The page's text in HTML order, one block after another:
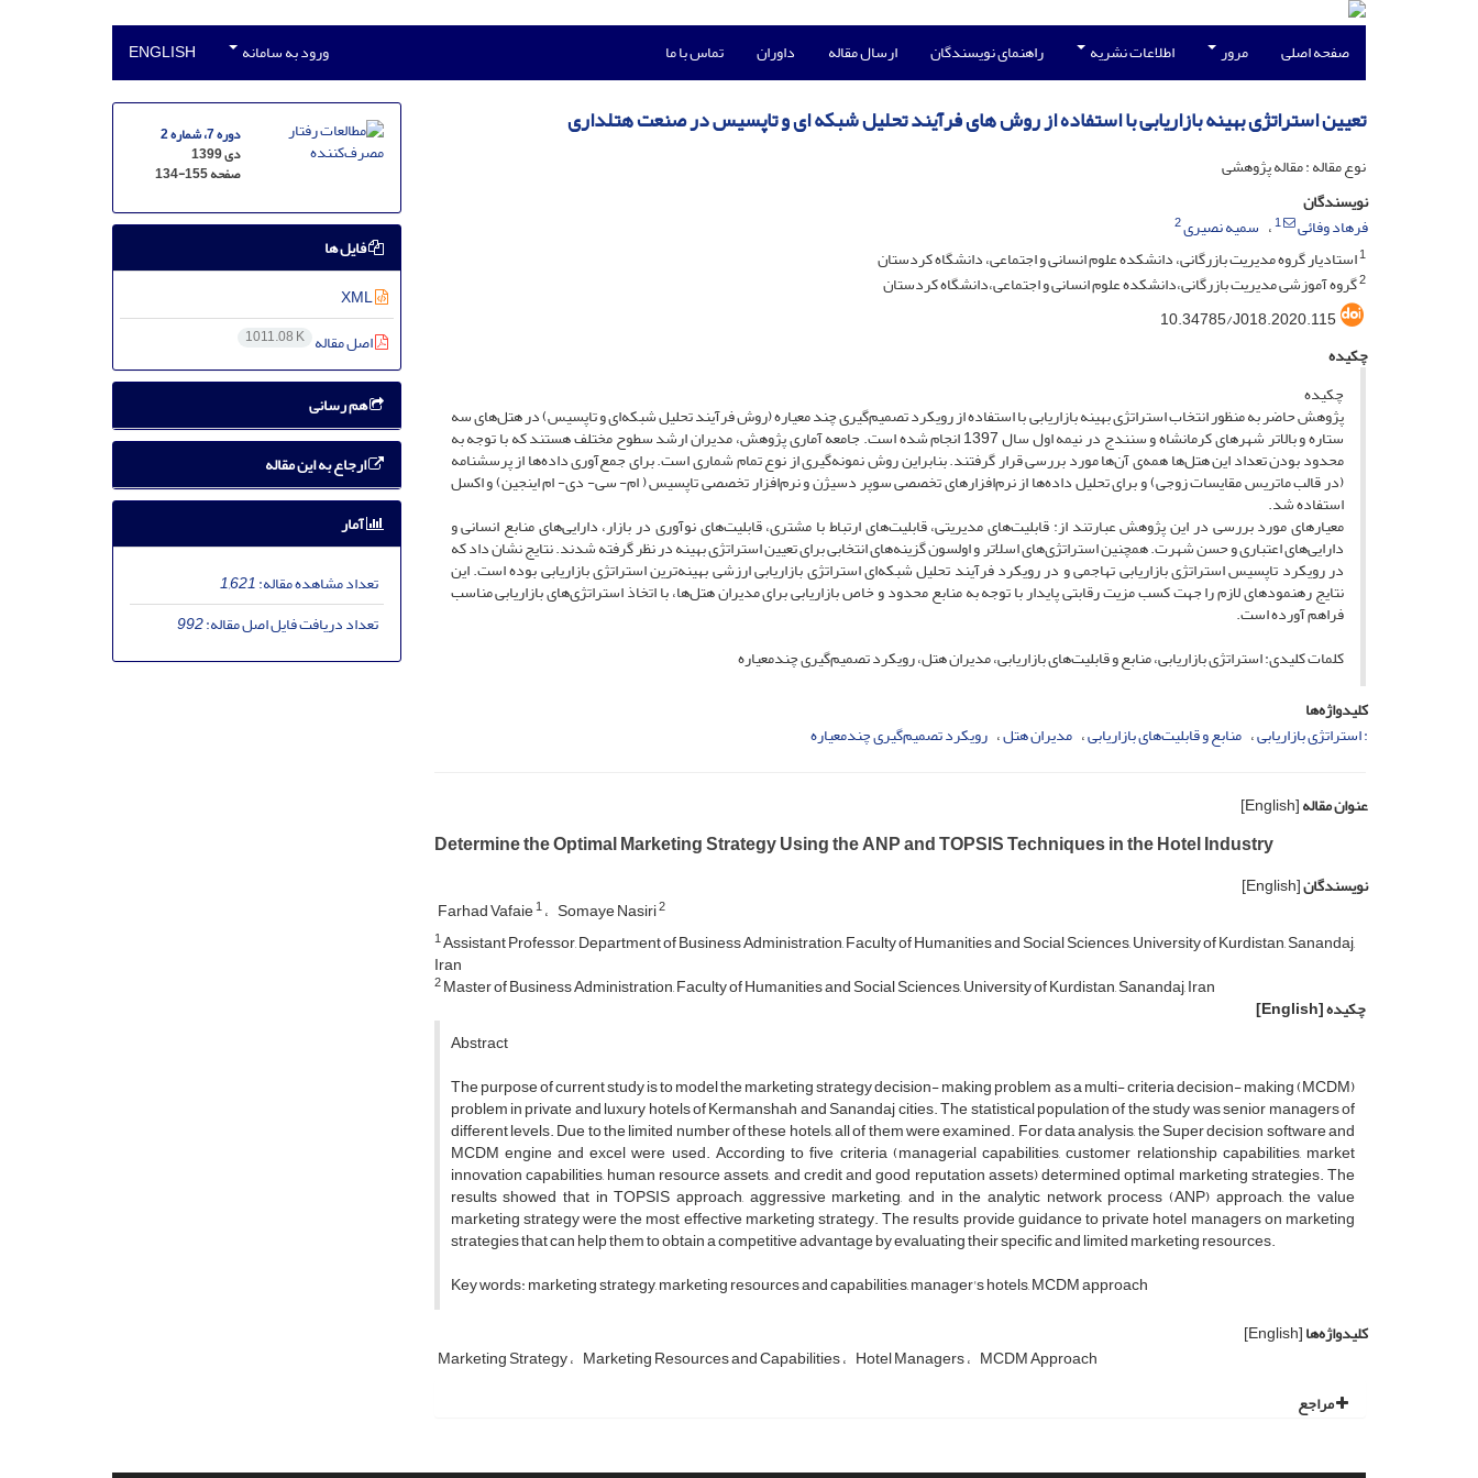
صفحه اصلی مرور اطلاعات نشریه راهنمای نویسندگان ارسال مقاله داوران تماس با ما ورود به سامانه ENGLISH
تعیین استراتژی بهینه بازاریابی با استفاده از روش های فرآیند تحلیل شبکه ای و تاپسیس در صنعت هتلداری
نوع مقاله : مقاله پژوهشی
نویسندگان
فرهاد وفائی
1 سمیه نصیری2
1استادیار گروه مدیریت بازرگانی، دانشکده علوم انسانی و اجتماعی، دانشگاه کردستان
2گروه آموزشی مدیریت بازرگانی،دانشکده علوم انسانی و اجتماعی،دانشگاه کردستان
10.34785/J018.2020.115
چکیده
چکیده
پژوهش حاضر به منظور انتخاب استراتژی بهینه بازاریابی با استفاده از رویکرد تصمیم‌گیری چند معیاره (روش فرآیند تحلیل شبکه‌ای و تاپسیس) در هتل‌‌های سه
ستاره و بالاتر شهر‌های کرمانشاه و سنندج در نیمه اول سال 1397 انجام شده است. جامعه آماری پژوهش، مدیران ارشد سطوح مختلف هستند که با توجه به
محدود بودن تعداد این هتل‌ها همه‌ی آن‌ها مورد بررسی قرار گرفتند. بنابراین روش نمونه‌گیری از نوع تمام شماری است. برای جمع‌آوری داده‌ها از پرسشنامه
(در قالب ماتریس مقایسات زوجی) و برای تحلیل داده‌ها از نرم‌افزار‌های تخصصی سوپر دسیژن و نرم‌افزار تخصصی تاپسیس ( ام- سی- دی- ام اینجین) و اکسل
استفاده شد.
معیار‌های مورد بررسی در این پژوهش عبارتند از: قابلیت‌های مدیریتی، قابلیت‌های ارتباط با مشتری، قابلیت‌های نوآوری در بازار، دارایی‌های منابع انسانی و
دارایی‌های اعتباری و حسن ‌شهرت. همچنین استراتژی‌های اسلاتر و اولسون گزینه‌های انتخابی برای تعیین استراتژی بهینه در نظر گرفته شدند. نتایج نشان داد که
در رویکرد تاپسیس استراتژی بازاریابی تهاجمی و در رویکرد فرآیند تحلیل شبکه‌ای استراتژی بازاریابی ارزشی بهینه‌ترین استراتژی بازاریابی بوده است. این
نتایج رهنمود‌های لازم را جهت کسب مزیت رقابتی پایدار با توجه به منابع محدود و خاص بازاریابی برای مدیران هتل‌ها، با اتخاذ استراتژی‌های بازاریابی مناسب
فراهم آورده است.
کلمات کلیدی: استراتژی‌ بازاریابی، منابع و قابلیت‌های بازاریابی، مدیران هتل، رویکرد تصمیم‌گیری چند‌معیاره
کلیدواژه‌ها
: استراتژی‌ بازاریابی منابع و قابلیت‌های بازاریابی مدیران هتل رویکرد تصمیم‌گیری چند‌معیاره
عنوان مقاله[English]
Determine the Optimal Marketing Strategy Using the ANP and TOPSIS Techniques in the Hotel Industry
نویسندگان[English]
Farhad Vafaie1 Somaye Nasiri2
1Assistant Professor, Department of Business Administration, Faculty of Humanities and Social Sciences, University of Kurdistan, Sanandaj,
Iran
2Master of Business Administration, Faculty of Humanities and Social Sciences, University of Kurdistan, Sanandaj, Iran
چکیده[English]
Abstract
The purpose of current study is to model the marketing strategy decision- making problem as a multi- criteria decision- making (MCDM)
problem in private and luxury hotels of Kermanshah and Sanandaj cities. The statistical population of the study was senior managers of
different levels. Due to the limited number of these hotels, all of them were examined. For data analysis, the Super decision software and
MCDM engine and excel were used. According to five criteria (managerial capabilities, customer relationship capabilities, market
innovation capabilities, human resource assets, and credit and good reputation assets) determined optimal marketing strategies. The
results showed that in TOPSIS approach, aggressive marketing, and in the analytic network process (ANP) approach, the value
marketing strategy were the most effective marketing strategy. The results provide guidance to private hotel managers on marketing
strategies that can help them to obtain a competitive advantage by evaluating their specific and limited marketing resources.
Key words: marketing strategy, marketing resources and capabilities, manager's hotels, MCDM approach
کلیدواژه‌ها[English]
Marketing Strategy Marketing Resources and Capabilities Hotel Managers MCDM Approach
مراجع
دوره 7، شماره 2
دی 1399
صفحه134-155
فایل ها
XML
اصل مقاله 1011.08 K
هم رسانی
ارجاع به این مقاله
آمار
تعداد مشاهده مقاله:1,621
تعداد دریافت فایل اصل مقاله:992